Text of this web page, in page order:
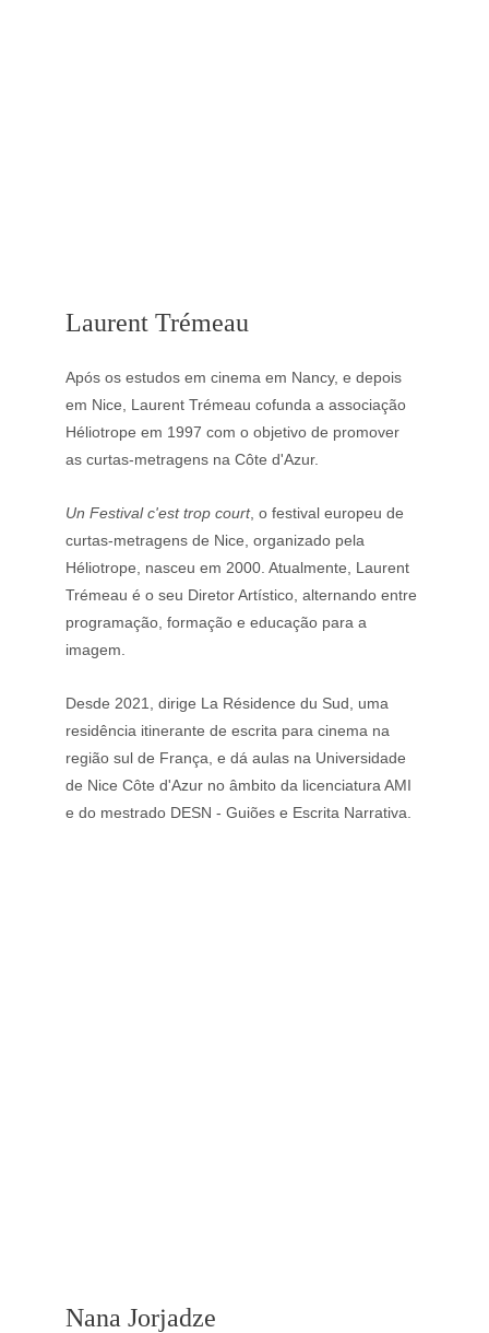
Laurent Trémeau
Após os estudos em cinema em Nancy, e depois
em Nice, Laurent Trémeau cofunda a associação
Héliotrope em 1997 com o objetivo de promover
as curtas-metragens na Côte d'Azur.
Un Festival c'est trop court, o festival europeu de
curtas-metragens de Nice, organizado pela
Héliotrope, nasceu em 2000. Atualmente, Laurent
Trémeau é o seu Diretor Artístico, alternando entre
programação, formação e educação para a
imagem.
Desde 2021, dirige La Résidence du Sud, uma
residência itinerante de escrita para cinema na
região sul de França, e dá aulas na Universidade
de Nice Côte d'Azur no âmbito da licenciatura AMI
e do mestrado DESN - Guiões e Escrita Narrativa.
Nana Jorjadze